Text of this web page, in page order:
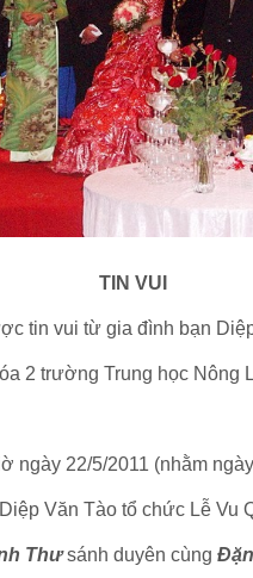
TIN VUI
tin vui từ gia đình bạn
2 trường Trung học Nông
ngày 22/5/2011 (nhằm
Văn Tào tổ chức Lễ Vu
Thưsánh duyên cùng